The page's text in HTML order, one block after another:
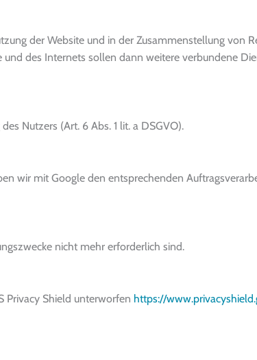
der Website und in der Zusammenstellung von
des Internets sollen dann weitere verbundene
Nutzers (Art. 6 Abs. 1 lit. a DSGVO).
wir mit Google den entsprechenden
nicht mehr erforderlich sind.
Privacy Shield unterworfen https://